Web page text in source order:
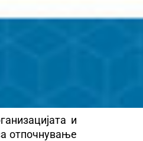
и
отпочнување